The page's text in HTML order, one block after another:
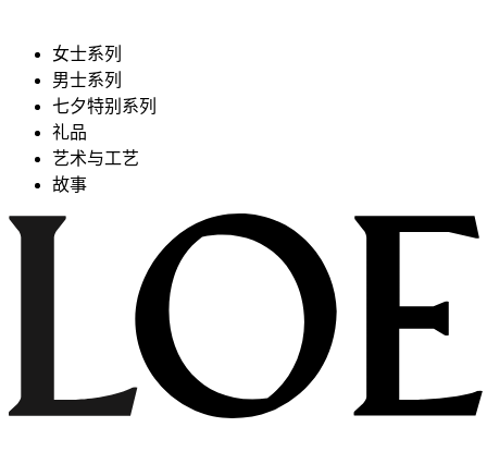
女士系列
男士系列
七夕特别系列
礼品
艺术与工艺
故事